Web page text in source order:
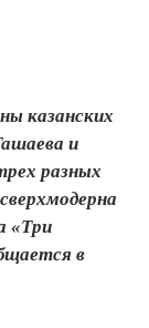
казанских
и
разных
«Три
в